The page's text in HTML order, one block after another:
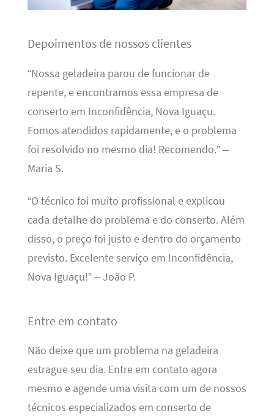
Depoimentos de nossos clientes
“Nossa geladeira parou de funcionar de
repente, e encontramos essa empresa de
conserto em Inconfidência, Nova Iguaçu.
Fomos atendidos rapidamente, e o problema
foi resolvido no mesmo dia! Recomendo.” –
Maria S.
“O técnico foi muito profissional e explicou
cada detalhe do problema e do conserto. Além
disso, o preço foi justo e dentro do orçamento
previsto. Excelente serviço em Inconfidência,
Nova Iguaçu!” – João P.
Entre em contato
Não deixe que um problema na geladeira
estrague seu dia. Entre em contato agora
mesmo e agende uma visita com um de nossos
técnicos especializados em conserto de